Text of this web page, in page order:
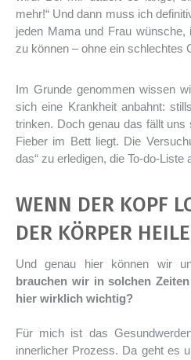
mehr!“ Und dann muss ich
jeden Mama und Frau
zu können – ohne ein schlechtes
Im Grunde genommen wissen
sich eine Krankheit anbahnt:
trinken. Doch genau das fällt
Fieber im Bett liegt. Die
das“ zu erledigen, die To-do-Liste
WENN DER KOPF
DER KÖRPER
Und genau hier können wir
brauchen wir in solchen
hier wirklich wichtig?
Für mich ist das
innerlicher Prozess. Da geht es